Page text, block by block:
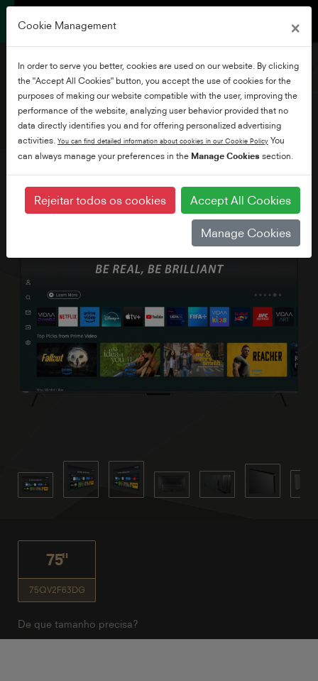
75" 4K QLED VIDAA TV
75"
75QV2F63DG
De que tamanho precisa?
Cookie Management ×
In order to serve you better, cookies are used on our website. By clicking
the "Accept All Cookies" button, you accept the use of cookies for the
purposes of making our website compatible with the user, improving the
performance of the website, analyzing user behavior provided that no
data directly identifies you and for offering personalized advertising
activities. You can find detailed information about cookies in our Cookie Policy You
can always manage your preferences in the Manage Cookies section.
Rejeitar todos os cookies Accept All Cookies
Manage Cookies